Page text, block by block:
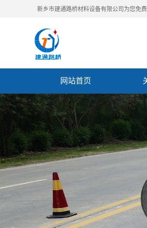
新乡市建通路桥材料设备有限公司为您免
网站首页
联系我们